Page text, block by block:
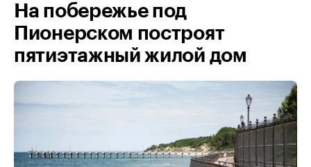
На побережье под
Пионерском построят
пятиэтажный жилой дом